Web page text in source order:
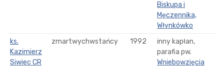
Biskupa i
Męczennika,
Włynkówko
ks.
Kazimierz
Siwiec CR
zmartwychwstańcy 1992
inny kapłan,
parafia pw.
Wniebowzięcia